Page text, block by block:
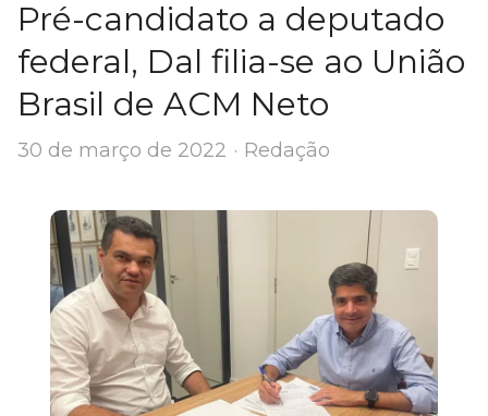
Pré-candidato a deputado
federal, Dal filia-se ao União
Brasil de ACM Neto
30 de março de 2022 Author
Redação